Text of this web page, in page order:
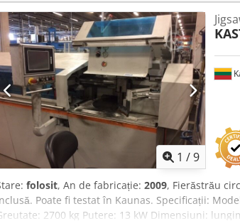
1 /9
folosit, An de fabricație: 2009, Fierăstrău
Poate fi testat în Kaunas. Specificații:
2700 kg Putere: 13 kW Dimensiuni: